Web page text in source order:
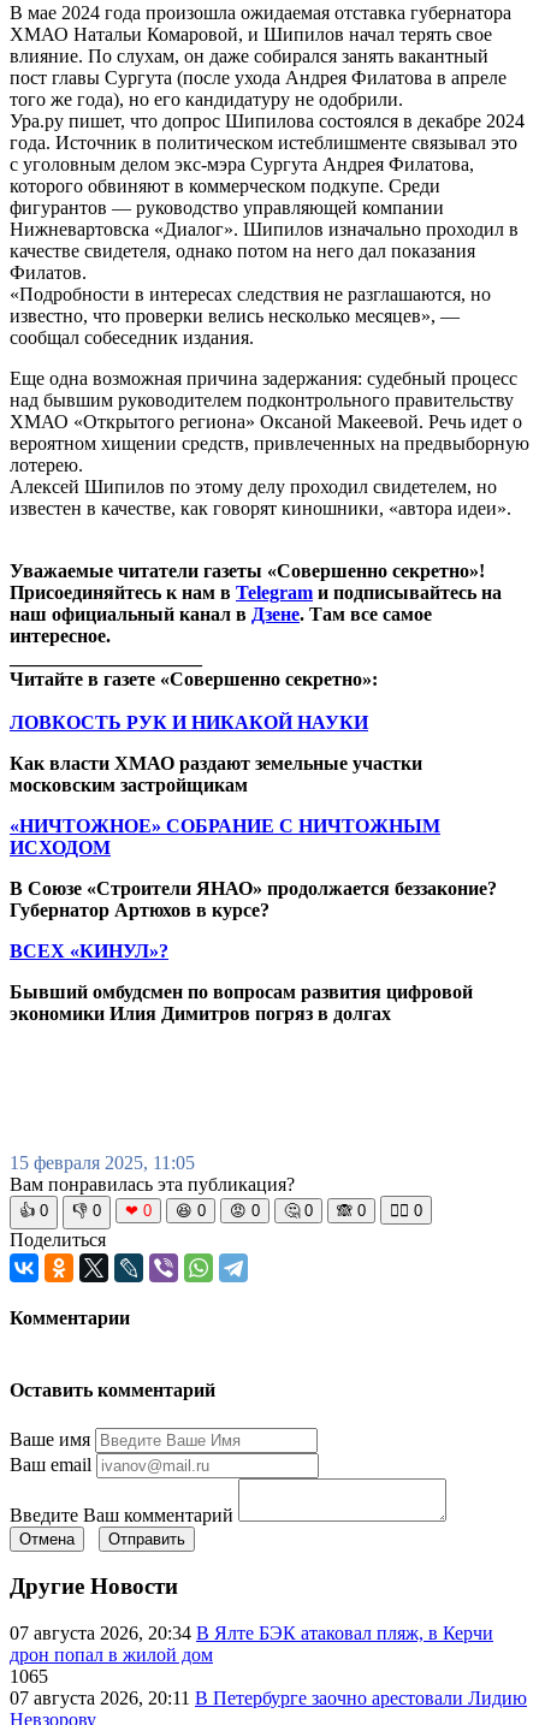
В мае 2024 года произошла ожидаемая отставка губернатора
ХМАО Натальи Комаровой, и Шипилов начал терять свое
влияние. По слухам, он даже собирался занять вакантный
пост главы Сургута (после ухода Андрея Филатова в апреле
того же года), но его кандидатуру не одобрили.
Ура.ру пишет, что допрос Шипилова состоялся в декабре 2024
года. Источник в политическом истеблишменте связывал это
с уголовным делом экс-мэра Сургута Андрея Филатова,
которого обвиняют в коммерческом подкупе. Среди
фигурантов — руководство управляющей компании
Нижневартовска «Диалог». Шипилов изначально проходил в
качестве свидетеля, однако потом на него дал показания
Филатов.
«Подробности в интересах следствия не разглашаются, но
известно, что проверки велись несколько месяцев», —
сообщал собеседник издания.
Еще одна возможная причина задержания: судебный процесс
над бывшим руководителем подконтрольного правительству
ХМАО «Открытого региона» Оксаной Макеевой. Речь идет о
вероятном хищении средств, привлеченных на предвыборную
лотерею.
Алексей Шипилов по этому делу проходил свидетелем, но
известен в качестве, как говорят киношники, «автора идеи».
Уважаемые читатели газеты «Совершенно секретно»!
Присоединяйтесь к нам в Telegram и подписывайтесь на
наш официальный канал в Дзене. Там все самое
интересное.
Читайте в газете «Совершенно секретно»:
ЛОВКОСТЬ РУК И НИКАКОЙ НАУКИ
Как власти ХМАО раздают земельные участки
московским застройщикам
«НИЧТОЖНОЕ» СОБРАНИЕ С НИЧТОЖНЫМ
ИСХОДОМ
В Союзе «Строители ЯНАО» продолжается беззаконие?
Губернатор Артюхов в курсе?
ВСЕХ «КИНУЛ»?
Бывший омбудсмен по вопросам развития цифровой
экономики Илия Димитров погряз в долгах
15 февраля 2025, 11:05
Вам понравилась эта публикация?
👍 0 👎 0 ❤ 0 😆 0 😡 0 🤔 0 🙈 0 🧘‍♀️ 0
Поделиться
Комментарии
Оставить комментарий
Ваше имя
Ваш email
Введите Ваш комментарий
Отмена Отправить
Другие Новости
07 августа 2026, 20:34 В Ялте БЭК атаковал пляж, в Керчи
дрон попал в жилой дом
1065
07 августа 2026, 20:11 В Петербурге заочно арестовали Лидию
Невзорову